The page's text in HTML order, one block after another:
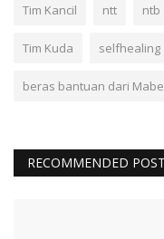
Tim Kancil ntt ntb
Tim Kuda selfhealing
beras bantuan dari
RECOMMENDED